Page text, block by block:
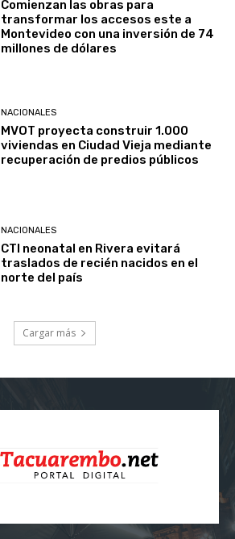
Comienzan las obras para
transformar los accesos este a
Montevideo con una inversión de 74
millones de dólares
NACIONALES
MVOT proyecta construir 1.000
viviendas en Ciudad Vieja mediante
recuperación de predios públicos
NACIONALES
CTI neonatal en Rivera evitará
traslados de recién nacidos en el
norte del país
Cargar más